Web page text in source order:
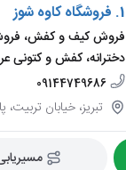
1. فروشگاه کاوه شوز
فروش کیف و کفش،
دخترانه، کفش و کتونی
09144749686
تبریز، خیابان تربیت،